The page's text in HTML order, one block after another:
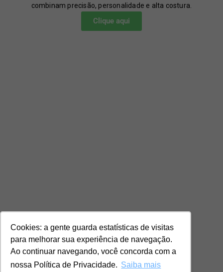
Cookies: a gente guarda estatísticas de visitas
para melhorar sua experiência de navegação.
Ao continuar navegando, você concorda com a
nossa Política de Privacidade. Saiba mais
combinam precisão, personalidade e alta costura.
Clique aqui